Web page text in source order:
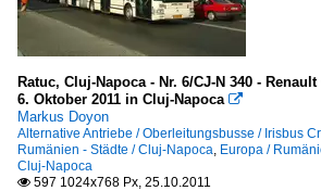
Ratuc, Cluj-Napoca - Nr. 6/CJ-N 340 -
6. Oktober 2011 in Cluj-Napoca 
Markus Doyon
Alternative Antriebe / Oberleitungsbusse / Irisbus
Rumänien - Städte / Cluj-Napoca, Europa /
Cluj-Napoca
 597 1024x768 Px, 25.10.2011